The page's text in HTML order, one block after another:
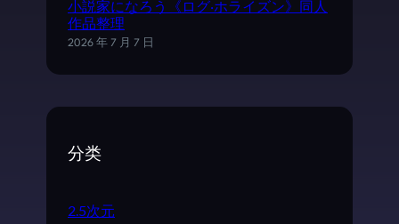
小説家になろう《ログ·ホライズン》同人
作品整理
2026 年 7 月 7 日
分类
2.5次元